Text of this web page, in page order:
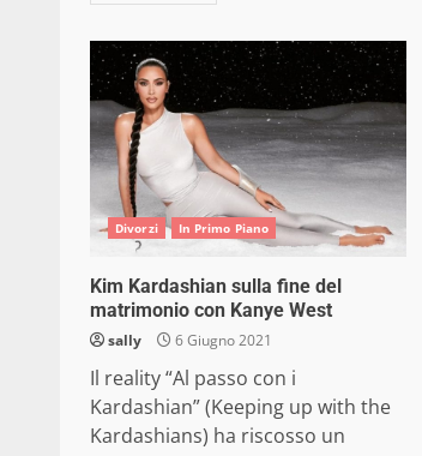
Divorzi In Primo Piano
Kim Kardashian sulla fine del
matrimonio con Kanye West
sally 6 Giugno 2021
Il reality “Al passo con i
Kardashian” (Keeping up with the
Kardashians) ha riscosso un